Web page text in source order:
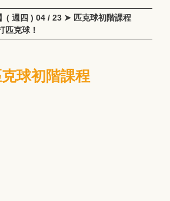
】( 週四 ) 04 / 23 ➤ 匹克球初階課程
匹克球！
克球初階課程